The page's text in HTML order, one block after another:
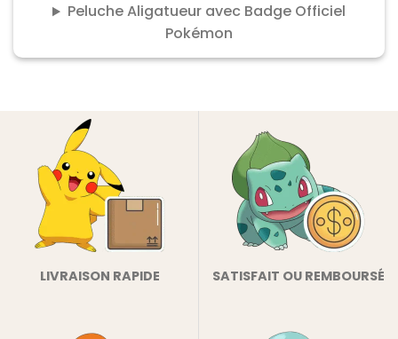
Peluche Aligatueur avec Badge Officiel
Pokémon
LIVRAISON RAPIDE SATISFAIT OU REMBOURSÉ